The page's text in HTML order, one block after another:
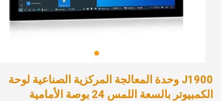
J1900 وحدة المعالجة المركزية الصناعية لوحة
الكمبيوتر بالسعة اللمس 24 بوصة الأمامية